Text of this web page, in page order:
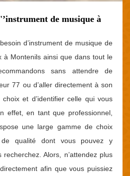
de musique à
d’instrument de musique de
à Montenils ainsi que dans tout le
sans attendre de
77 ou d’aller directement à son
et d’identifier celle qui vous
effet, en tant que professionnel,
une large gamme de choix
de qualité dont vous pouvez y
Alors, n’attendez plus
afin que vous puissiez